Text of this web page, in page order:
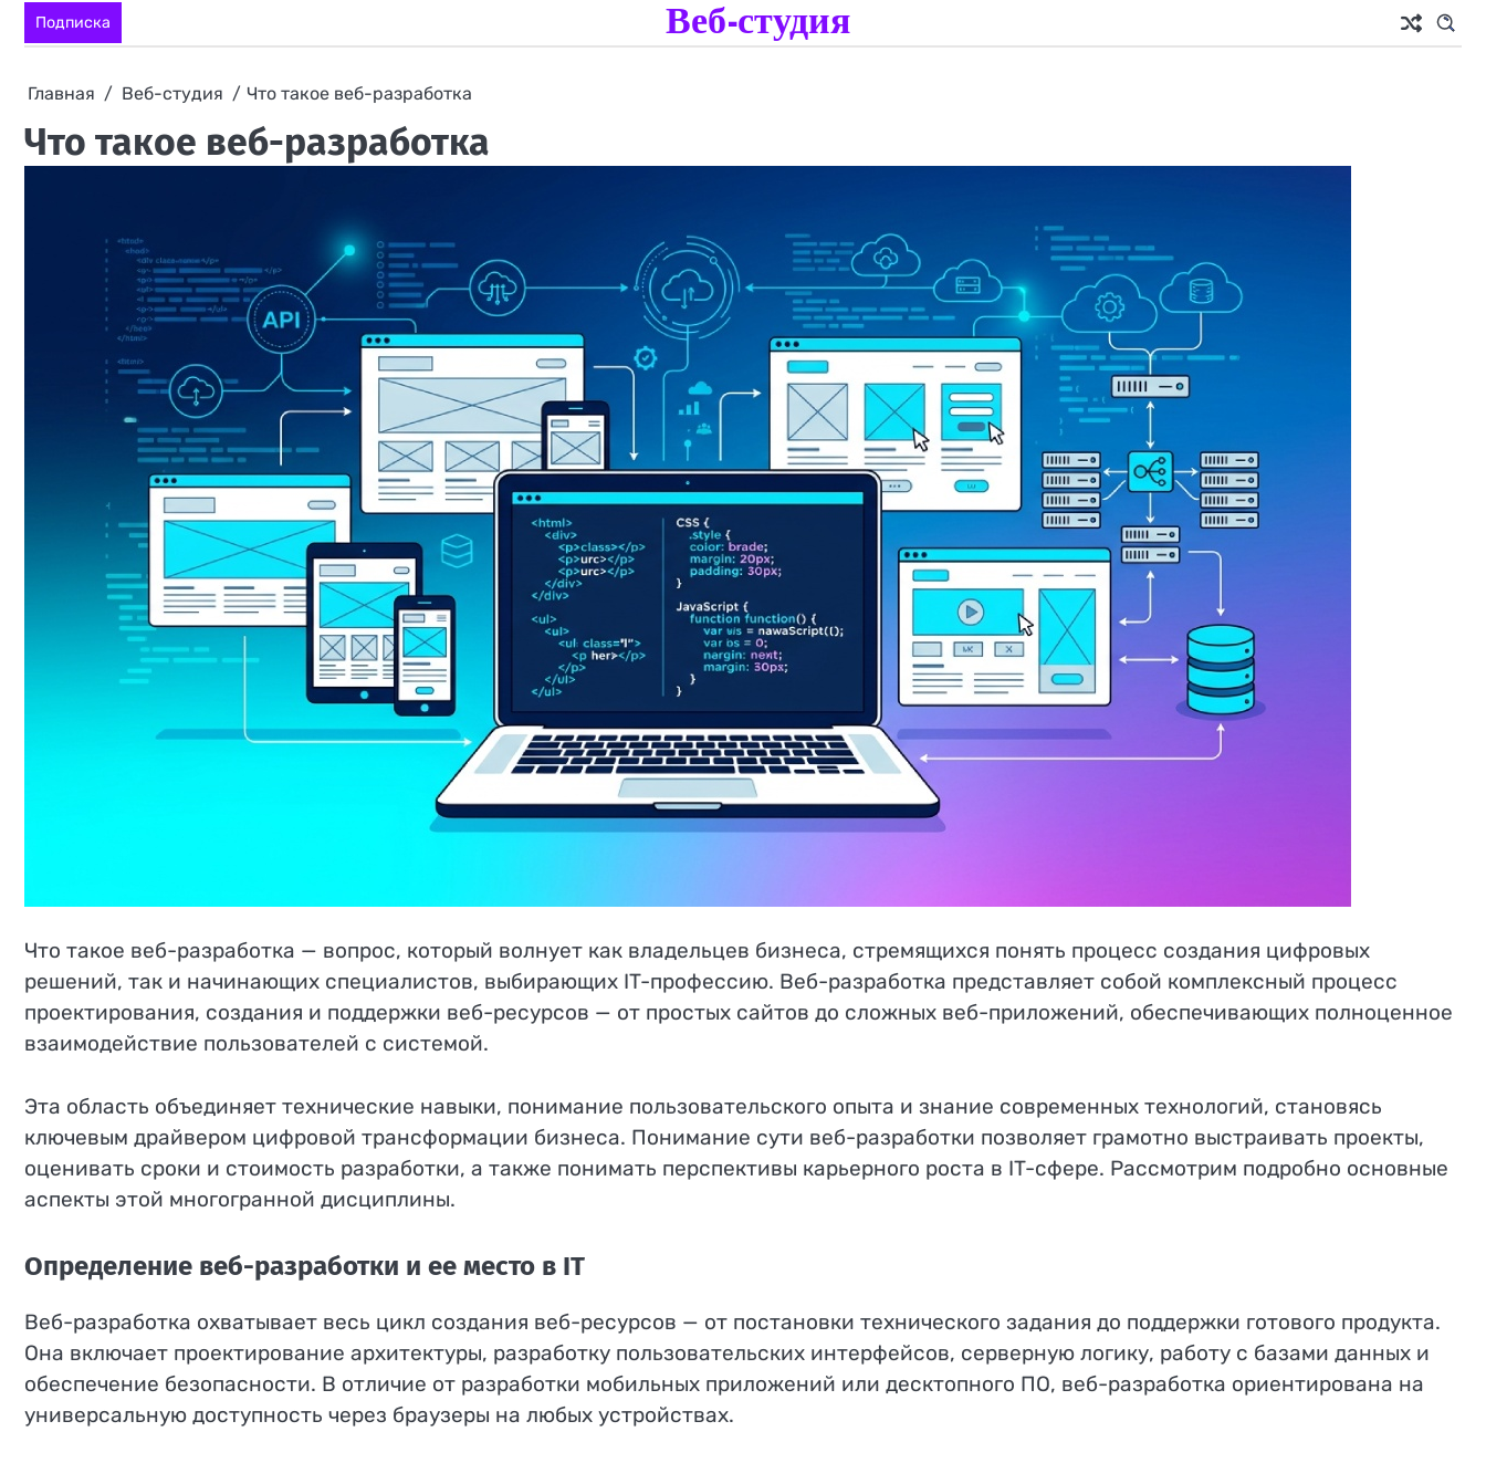
Перейти
Подписка Веб-студия
Главная Веб-студия Что такое веб-разработка
Что такое веб-разработка
Что такое веб-разработка — вопрос, который волнует как владельцев бизнеса, стремящихся понять процесс создания цифровых
решений, так и начинающих специалистов, выбирающих IT-профессию. Веб-разработка представляет собой комплексный процесс
проектирования, создания и поддержки веб-ресурсов — от простых сайтов до сложных веб-приложений, обеспечивающих полноценное
взаимодействие пользователей с системой.
Эта область объединяет технические навыки, понимание пользовательского опыта и знание современных технологий, становясь
ключевым драйвером цифровой трансформации бизнеса. Понимание сути веб-разработки позволяет грамотно выстраивать проекты,
оценивать сроки и стоимость разработки, а также понимать перспективы карьерного роста в IT-сфере. Рассмотрим подробно основные
аспекты этой многогранной дисциплины.
Определение веб-разработки и ее место в IT
Веб-разработка охватывает весь цикл создания веб-ресурсов — от постановки технического задания до поддержки готового продукта.
Она включает проектирование архитектуры, разработку пользовательских интерфейсов, серверную логику, работу с базами данных и
обеспечение безопасности. В отличие от разработки мобильных приложений или десктопного ПО, веб-разработка ориентирована на
универсальную доступность через браузеры на любых устройствах.